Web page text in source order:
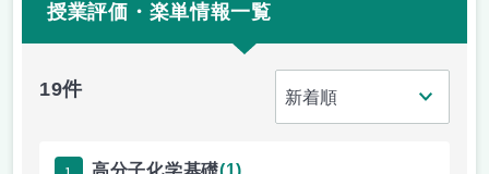
授業評価・楽単情報一覧
19件